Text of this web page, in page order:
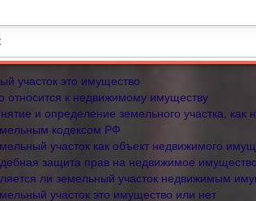
участок это имущество
относится к недвижимому имуществу
и определение земельного участка, как
кодексом РФ
участок как объект недвижимого
защита прав на недвижимое имущество
ли земельный участок недвижимым
участок это имущество или нет